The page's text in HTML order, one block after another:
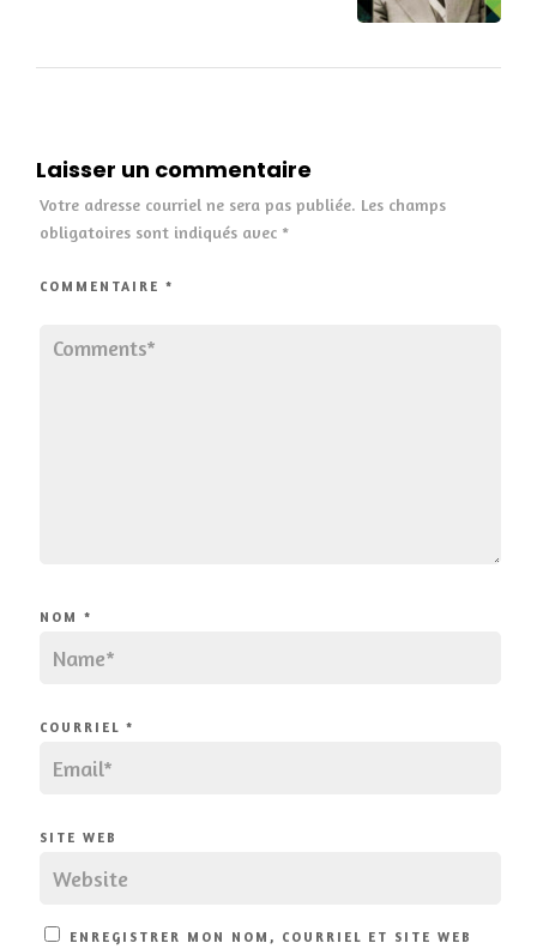
Laisser un commentaire
Votre adresse courriel ne sera pas publiée. Les champs
obligatoires sont indiqués avec *
COMMENTAIRE *
NOM *
COURRIEL *
SITE WEB
ENREGISTRER MON NOM, COURRIEL ET SITE WEB